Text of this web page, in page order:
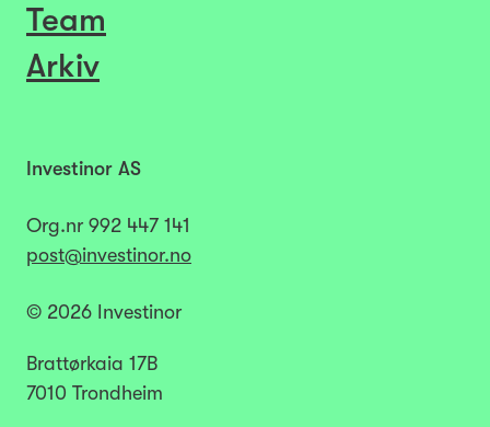
Team
Arkiv
Investinor AS
Org.nr 992 447 141​​​
post@investinor.no
© 2026 Investinor
Brattørkaia 17B
7010 Trondheim